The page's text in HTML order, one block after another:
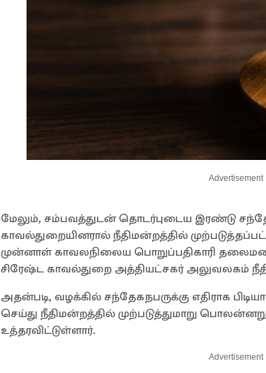
Advertisement
மேலும், சம்பவத்துடன் தொடர்புடைய இரண்டு
காவல்துறையினரால் நீதிமன்றத்தில்
முன்னாள் காவலநிலைய பொறுப்பதிகாரி
சிரேஷ்ட காவல்துறை அத்தியட்சகர் அலுவலகம்
அதன்படி, வழக்கில் சந்தேகநபருக்கு எதிராக
செய்து நீதிமன்றத்தில் முற்படுத்துமாறு
உத்தரவிட்டுள்ளார்.
Advertisement